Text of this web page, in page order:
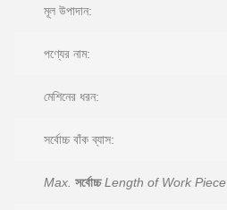
মূল উপাদান:
পণ্যের নাম:
মেশিনের ধরন:
সর্বোচ্চ বাঁক ব্যাস:
Max. সর্বোচ্চ Length of Work Piece